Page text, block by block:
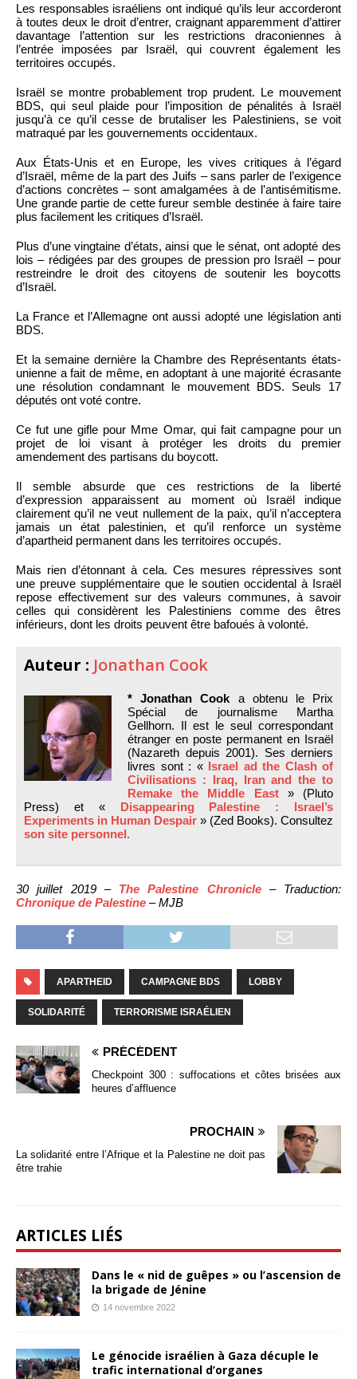
Les responsables israéliens ont indiqué qu’ils leur accorderont
à toutes deux le droit d’entrer, craignant apparemment d’attirer
davantage l’attention sur les restrictions draconiennes à
l’entrée imposées par Israël, qui couvrent également les
territoires occupés.
Israël se montre probablement trop prudent. Le mouvement
BDS, qui seul plaide pour l’imposition de pénalités à Israël
jusqu’à ce qu’il cesse de brutaliser les Palestiniens, se voit
matraqué par les gouvernements occidentaux.
Aux États-Unis et en Europe, les vives critiques à l’égard
d’Israël, même de la part des Juifs – sans parler de l’exigence
d’actions concrètes – sont amalgamées à de l’antisémitisme.
Une grande partie de cette fureur semble destinée à faire taire
plus facilement les critiques d’Israël.
Plus d’une vingtaine d’états, ainsi que le sénat, ont adopté des
lois – rédigées par des groupes de pression pro Israël – pour
restreindre le droit des citoyens de soutenir les boycotts
d’Israël.
La France et l’Allemagne ont aussi adopté une législation anti
BDS.
Et la semaine dernière la Chambre des Représentants états-
unienne a fait de même, en adoptant à une majorité écrasante
une résolution condamnant le mouvement BDS. Seuls 17
députés ont voté contre.
Ce fut une gifle pour Mme Omar, qui fait campagne pour un
projet de loi visant à protéger les droits du premier
amendement des partisans du boycott.
Il semble absurde que ces restrictions de la liberté
d’expression apparaissent au moment où Israël indique
clairement qu’il ne veut nullement de la paix, qu’il n’acceptera
jamais un état palestinien, et qu’il renforce un système
d’apartheid permanent dans les territoires occupés.
Mais rien d’étonnant à cela. Ces mesures répressives sont
une preuve supplémentaire que le soutien occidental à Israël
repose effectivement sur des valeurs communes, à savoir
celles qui considèrent les Palestiniens comme des êtres
inférieurs, dont les droits peuvent être bafoués à volonté.
Auteur : Jonathan Cook
* Jonathan Cook a obtenu le Prix
Spécial de journalisme Martha
Gellhorn. Il est le seul correspondant
étranger en poste permanent en Israël
(Nazareth depuis 2001). Ses derniers
livres sont : « Israel ad the Clash of
Civilisations : Iraq, Iran and the to
Remake the Middle East» (Pluto
Press) et « Disappearing Palestine : Israel’s
Experiments in Human Despair » (Zed Books). Consultez
son site personnel.
30 juillet 2019 – The Palestine Chronicle– Traduction:
Chronique de Palestine – MJB
APARTHEID CAMPAGNE BDS LOBBY
SOLIDARITÉ TERRORISME ISRAÉLIEN
PRÉCÉDENT
Checkpoint 300 : suffocations et côtes brisées aux
heures d’affluence
PROCHAIN
La solidarité entre l’Afrique et la Palestine ne doit pas
être trahie
ARTICLES LIÉS
Dans le « nid de guêpes » ou l’ascension de
la brigade de Jénine
14 novembre 2022
Le génocide israélien à Gaza décuple le
trafic international d’organes